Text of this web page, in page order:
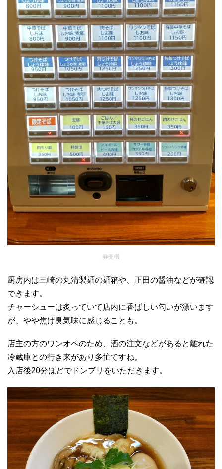
券売機
厨房内は三崎の丸清製麺の麺箱や、正田の醤油などが確認
できます。
チャーシューは炙っていて店内に香ばしい匂いが漂います
が、やや焦げ臭気味に感じることも。
店主の方のワンオペのため、酒の注文などがあると離れた
冷蔵庫との行き来があり多忙ですね。
入店後20分ほどでドンブリをいただきます。